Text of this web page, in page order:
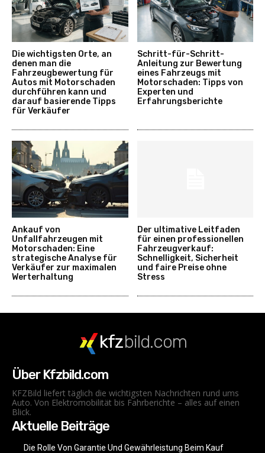
Die wichtigsten Orte, an
denen man die
Fahrzeugbewertung für
Autos mit Motorschaden
durchführen kann und
darauf basierende Tipps
für Verkäufer
Schritt-für-Schritt-
Anleitung zur Bewertung
eines Fahrzeugs mit
Motorschaden: Tipps von
Experten und
Erfahrungsberichte
Ankauf von
Unfallfahrzeugen mit
Motorschaden: Eine
strategische Analyse für
Verkäufer zur maximalen
Werterhaltung
Der ultimative Leitfaden
für einen professionellen
Fahrzeugverkauf:
Schnelligkeit, Sicherheit
und faire Preise ohne
Stress
kfzbild.com
Über Kfzbild.com
KFZBild liefert täglich die wichtigsten Nachrichten rund ums
Auto. Von Elektromobilität bis Fahrberichte – alles auf einen
Blick.
Aktuelle Beiträge
Die Rolle Von Garantie Und Gewährleistung Beim Kauf